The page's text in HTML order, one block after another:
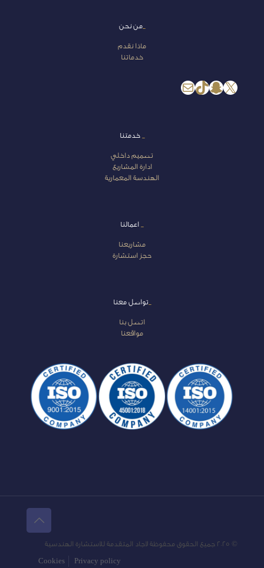
_من نحن
ماذا نقدم
خدماتنا
إكس
سناب شاتتيك توكبريد
خدمتنا
تصميم داخلي
ادارة المشاريع
الهندسة المعمارية
اعمالنا
مشاريعنا
حجز استشارة
_تواصل معنا
اتصل بنا
مواقعنا
© 2025 جميع الحقوق محفوظة لاجاد المتقدمة للاستشارة الهندسية
Privacy policy
Cookies